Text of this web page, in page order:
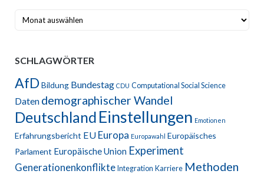
Archiv
SCHLAGWÖRTER
AfDBildung Bundestag CDU Computational Social Science
Daten demographischer Wandel
Deutschland Einstellungen Emotionen
Erfahrungsbericht EU Europa Europawahl Europäisches
Parlament Europäische Union Experiment
Generationenkonflikte Integration Karriere Methoden